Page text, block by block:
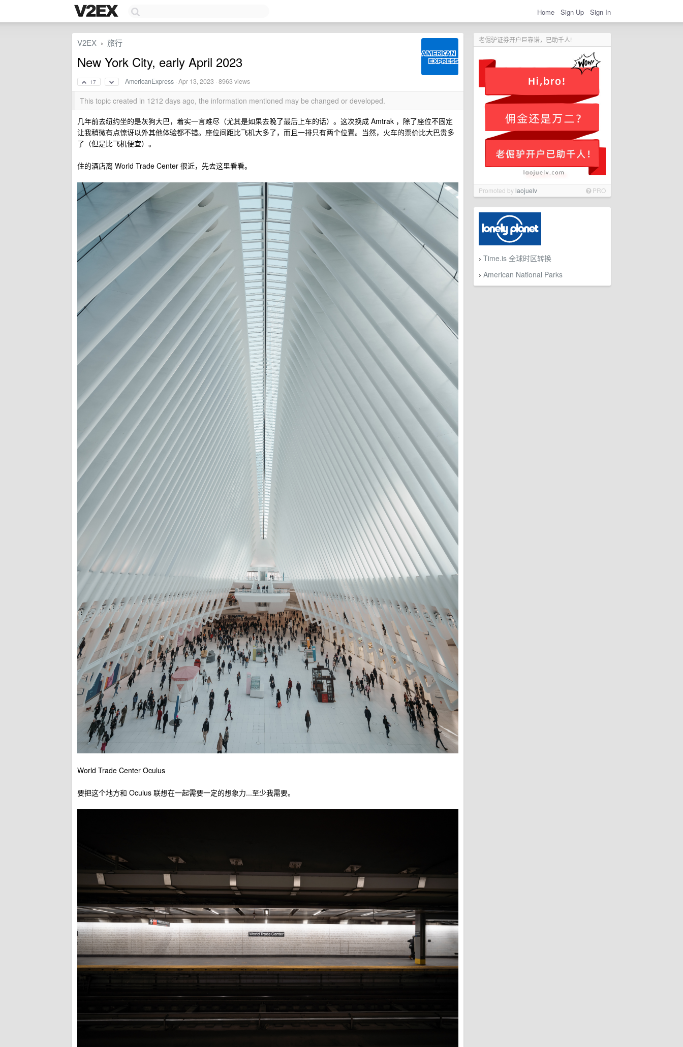
Home Sign Up Sign In
老倔驴证券开户巨靠谱，已助千人!
Promoted bylaojuelv PRO
› Time.is 全球时区转换
› American National Parks
V2EX › 旅行
New York City, early April 2023
17 AmericanExpress ·Apr 13, 2023 · 8963 views
This topic created in 1212 days ago, the information mentioned may be changed or developed.
几年前去纽约坐的是灰狗大巴，着实一言难尽（尤其是如果去晚了最后上车的话）。这次换成 Amtrak ，除了座位不固定
让我稍微有点惊讶以外其他体验都不错。座位间距比飞机大多了，而且一排只有两个位置。当然，火车的票价比大巴贵多
了（但是比飞机便宜）。
住的酒店离 World Trade Center 很近，先去这里看看。
World Trade Center Oculus
要把这个地方和 Oculus 联想在一起需要一定的想象力...至少我需要。